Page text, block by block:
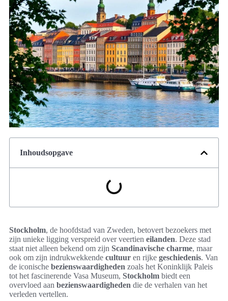
Inhoudsopgave
Stockholm, de hoofdstad van Zweden, betovert bezoekers met
zijn unieke ligging verspreid over veertien eilanden. Deze stad
staat niet alleen bekend om zijn Scandinavische charme, maar
ook om zijn indrukwekkende cultuur en rijke geschiedenis. Van
de iconische bezienswaardigheden zoals het Koninklijk Paleis
tot het fascinerende Vasa Museum, Stockholm biedt een
overvloed aan bezienswaardigheden die de verhalen van het
verleden vertellen.